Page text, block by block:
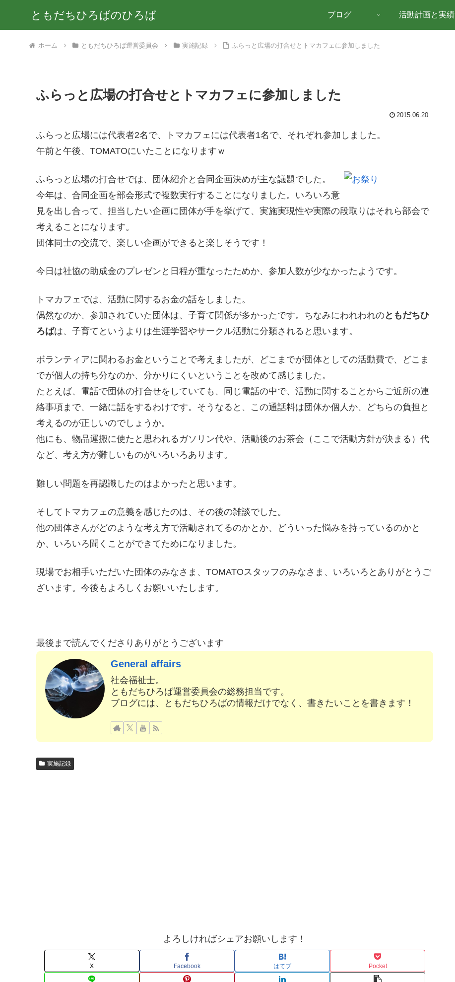
ともだちひろばのひろば ブログ 活動計画と実績
ホーム ともだちひろば運営委員会 実施記録 ふらっと広場の打合せとトマカフェに参加しました
ふらっと広場の打合せとトマカフェに参加しました
2015.06.20
ふらっと広場には代表者2名で、トマカフェには代表者1名で、それぞれ参加しました。
午前と午後、TOMATOにいたことになりますｗ
ふらっと広場の打合せでは、団体紹介と合同企画決めが主な議題でした。
今年は、合同企画を部会形式で複数実行することになりました。いろいろ意
見を出し合って、担当したい企画に団体が手を挙げて、実施実現性や実際の段取りはそれら部会で
考えることになります。
団体同士の交流で、楽しい企画ができると楽しそうです！
今日は社協の助成金のプレゼンと日程が重なったためか、参加人数が少なかったようです。
トマカフェでは、活動に関するお金の話をしました。
偶然なのか、参加されていた団体は、子育て関係が多かったです。ちなみにわれわれのともだちひ
ろばは、子育てというよりは生涯学習やサークル活動に分類されると思います。
ボランティアに関わるお金ということで考えましたが、どこまでが団体としての活動費で、どこま
でが個人の持ち分なのか、分かりにくいということを改めて感じました。
たとえば、電話で団体の打合せをしていても、同じ電話の中で、活動に関することからご近所の連
絡事項まで、一緒に話をするわけです。そうなると、この通話料は団体か個人か、どちらの負担と
考えるのが正しいのでしょうか。
他にも、物品運搬に使たと思われるガソリン代や、活動後のお茶会（ここで活動方針が決まる）代
など、考え方が難しいものがいろいろあります。
難しい問題を再認識したのはよかったと思います。
そしてトマカフェの意義を感じたのは、その後の雑談でした。
他の団体さんがどのような考え方で活動されてるのかとか、どういった悩みを持っているのかと
か、いろいろ聞くことができてためになりました。
現場でお相手いただいた団体のみなさま、TOMATOスタッフのみなさま、いろいろとありがとうご
ざいます。今後もよろしくお願いいたします。
最後まで読んでくださりありがとうございます
General affairs
社会福祉士。
ともだちひろば運営委員会の総務担当です。
ブログには、ともだちひろばの情報だけでなく、書きたいことを書きます！
実施記録
よろしければシェアお願いします！
X Facebook はてブ Pocket